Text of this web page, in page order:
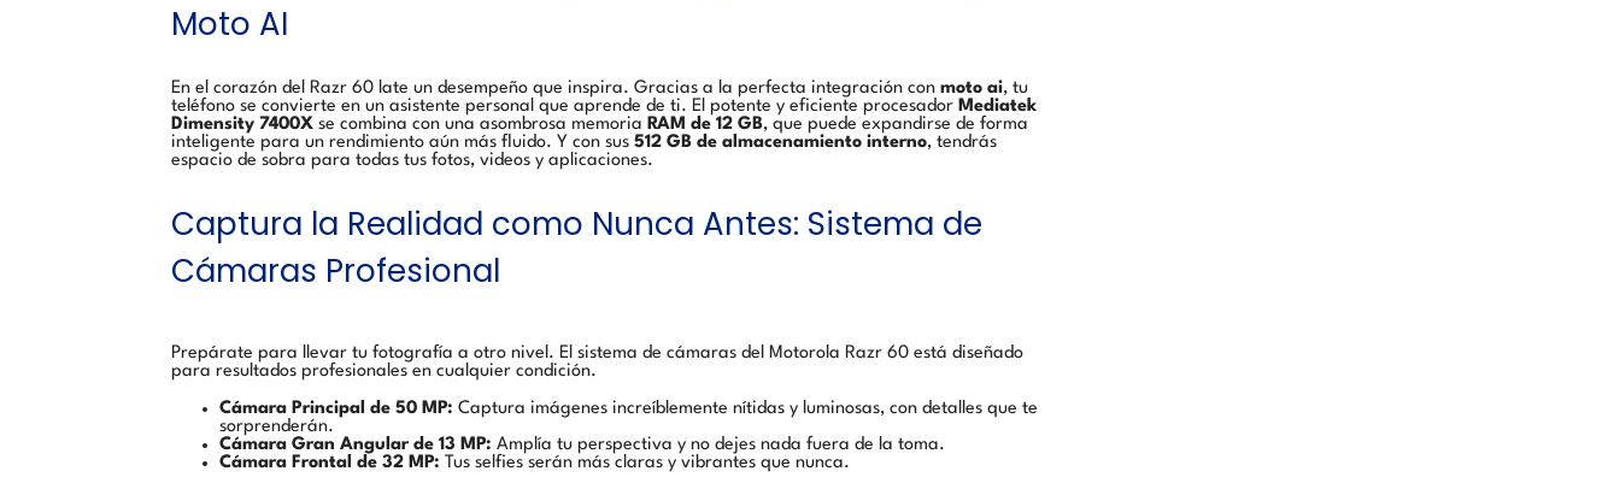
Moto AI
En el corazón del Razr 60 late un desempeño que inspira. Gracias a la perfecta integración con moto ai, tu
teléfono se convierte en un asistente personal que aprende de ti. El potente y eficiente procesador Mediatek
Dimensity 7400X se combina con una asombrosa memoria RAM de 12 GB, que puede expandirse de forma
inteligente para un rendimiento aún más fluido. Y con sus 512 GB de almacenamiento interno, tendrás
espacio de sobra para todas tus fotos, videos y aplicaciones.
Captura la Realidad como Nunca Antes: Sistema de
Cámaras Profesional
Prepárate para llevar tu fotografía a otro nivel. El sistema de cámaras del Motorola Razr 60 está diseñado
para resultados profesionales en cualquier condición.
Cámara Principal de 50 MP: Captura imágenes increíblemente nítidas y luminosas, con detalles que te
sorprenderán.
Cámara Gran Angular de 13 MP: Amplía tu perspectiva y no dejes nada fuera de la toma.
Cámara Frontal de 32 MP: Tus selfies serán más claras y vibrantes que nunca.